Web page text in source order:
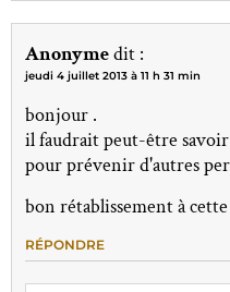
Anonymedit :
jeudi 4 juillet 2013 à 11 h 31 min
bonjour .
il faudrait peut-être
pour prévenir d'autres
bon rétablissement à
RÉPONDRE